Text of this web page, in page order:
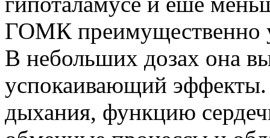
ГОМК преимущественно
В небольших дозах она
успокаивающий
дыхания, функцию